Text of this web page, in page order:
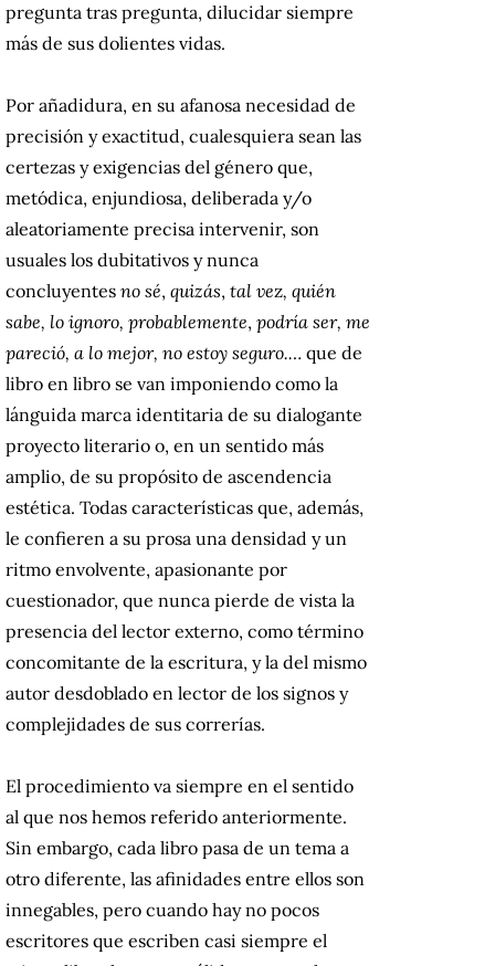
pregunta tras pregunta, dilucidar siempre
más de sus dolientes vidas.
Por añadidura, en su afanosa necesidad de
precisión y exactitud, cualesquiera sean las
certezas y exigencias del género que,
metódica, enjundiosa, deliberada y/o
aleatoriamente precisa intervenir, son
usuales los dubitativos y nunca
concluyentes no sé, quizás, tal vez, quién
sabe, lo ignoro, probablemente, podría ser, me
pareció, a lo mejor, no estoy seguro.… que de
libro en libro se van imponiendo como la
lánguida marca identitaria de su dialogante
proyecto literario o, en un sentido más
amplio, de su propósito de ascendencia
estética. Todas características que, además,
le confieren a su prosa una densidad y un
ritmo envolvente, apasionante por
cuestionador, que nunca pierde de vista la
presencia del lector externo, como término
concomitante de la escritura, y la del mismo
autor desdoblado en lector de los signos y
complejidades de sus correrías.
El procedimiento va siempre en el sentido
al que nos hemos referido anteriormente.
Sin embargo, cada libro pasa de un tema a
otro diferente, las afinidades entre ellos son
innegables, pero cuando hay no pocos
escritores que escriben casi siempre el